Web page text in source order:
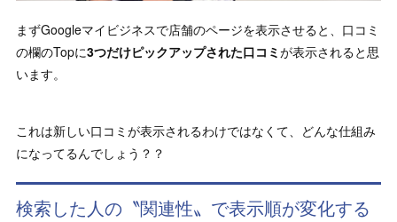
まずGoogleマイビジネスで店舗のページを表示させると、口コミ
の欄のTopに3つだけピックアップされた口コミが表示されると思
います。
これは新しい口コミが表示されるわけではなくて、どんな仕組み
になってるんでしょう？？
検索した人の〝関連性〟で表示順が変化する